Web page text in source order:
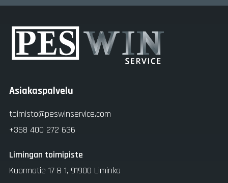
Asiakaspalvelu
toimisto@peswinservice.com
+358 400 272 636
Limingan toimipiste
Kuormatie 17 B 1, 91900 Liminka